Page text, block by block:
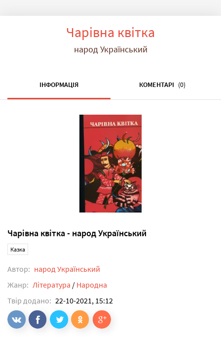
Чарівна квітка
народ Український
ІНФОРМАЦІЯ КОМЕНТАРІ (0)
Чарівна квітка - народ Український
Казка
Автор: народ Український
Жанр: Література / Народна
Твір додано: 22-10-2021, 15:12